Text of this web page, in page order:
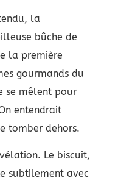
la
bûche de
la première
gourmands du
se mêlent pour
entendrait
tomber dehors.
Le biscuit,
subtilement avec